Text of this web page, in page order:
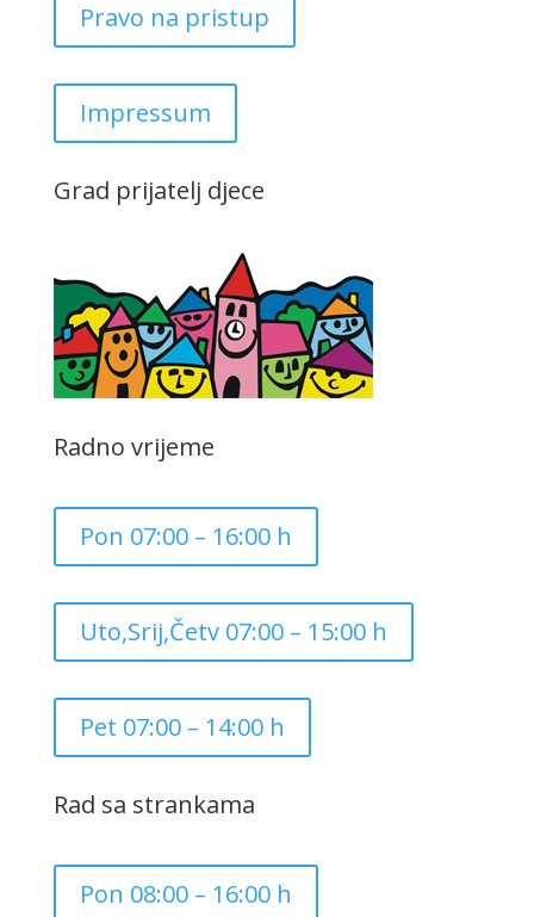
Pravo na pristup
Impressum
Grad prijatelj djece
Radno vrijeme
Pon 07:00 – 16:00 h
Uto,Srij,Četv 07:00 – 15:00 h
Pet 07:00 – 14:00 h
Rad sa strankama
Pon 08:00 – 16:00 h